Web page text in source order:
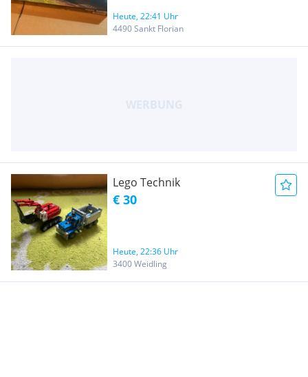
Heute, 22:41 Uhr
4490 Sankt Florian
Lego Technik
€ 30
Heute, 22:36 Uhr
3400 Weidling